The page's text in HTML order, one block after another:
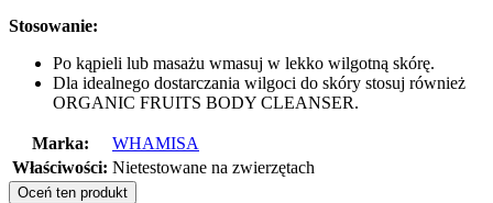
Stosowanie:
Po kąpieli lub masażu wmasuj w lekko wilgotną skórę.
Dla idealnego dostarczania wilgoci do skóry stosuj również
ORGANIC FRUITS BODY CLEANSER.
Marka:
WHAMISA
Właściwości: Nietestowane na zwierzętach
Oceń ten produkt